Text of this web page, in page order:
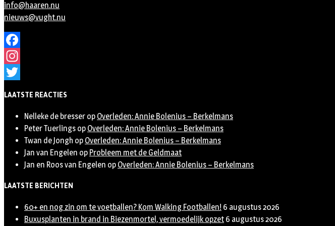
info@haaren.nu
nieuws@vught.nu
Facebook
Instagram
LAATSTE REACTIES
Nelleke de bresser op Overleden: Annie Bolenius – Berkelmans
Peter Tuerlings op Overleden: Annie Bolenius – Berkelmans
Twan de Jongh op Overleden: Annie Bolenius – Berkelmans
Jan van Engelen op Probleem met de Geldmaat
Jan en Roos van Engelen op Overleden: Annie Bolenius – Berkelmans
LAATSTE BERICHTEN
60+ en nog zin om te voetballen? Kom Walking Footballen! 6 augustus 2026
Buxusplanten in brand in Biezenmortel, vermoedelijk opzet 6 augustus 2026